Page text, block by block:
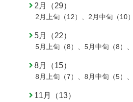
2月（29）
2月上旬（12） 、 2月中旬（10）
5月（22）
5月上旬（8） 、 5月中旬（8） 、
8月（15）
8月上旬（7） 、 8月中旬（5） 、
11月（13）